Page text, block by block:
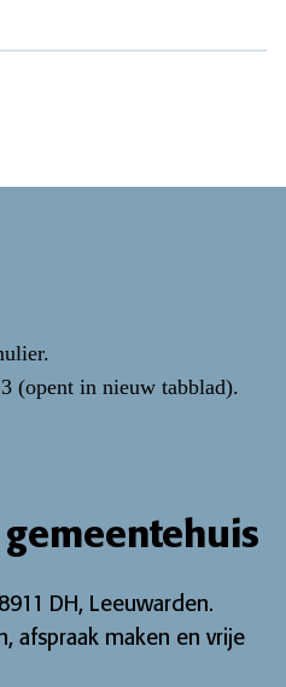
.
(opent in nieuw tabblad).
onze Facebook pagina
onze Twitter pagina
bekijk onze
pictogram: bekijk onze
DH, Leeuwarden.
afspraak maken en vrije